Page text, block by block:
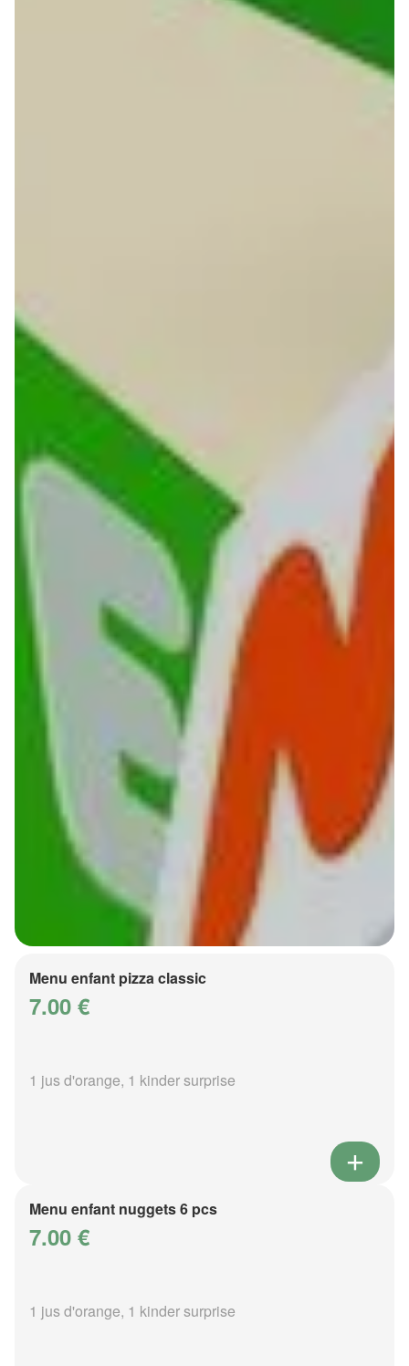
Menu enfant pizza classic
7.00 €
1 jus d'orange, 1 kinder surprise
Menu enfant nuggets 6 pcs
7.00 €
1 jus d'orange, 1 kinder surprise